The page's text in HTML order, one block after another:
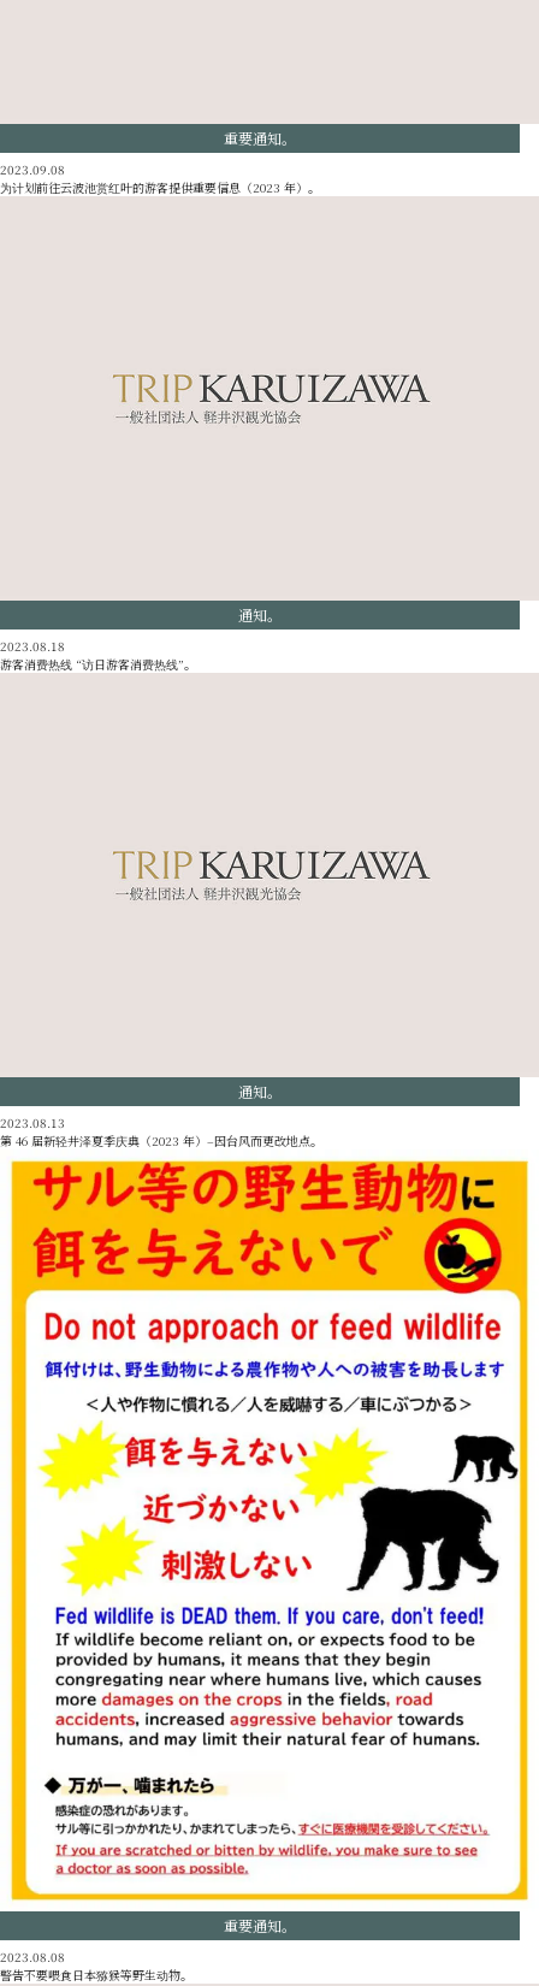
重要通知。
2023.09.08
为计划前往云波池赏红叶的游客提供重要信息（2023 年）。
通知。
2023.08.18
游客消费热线 “访日游客消费热线”。
通知。
2023.08.13
第 46 届新轻井泽夏季庆典（2023 年）–因台风而更改地点。
重要通知。
2023.08.08
警告不要喂食日本猕猴等野生动物。